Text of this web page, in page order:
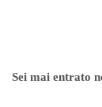
Sei mai entrato